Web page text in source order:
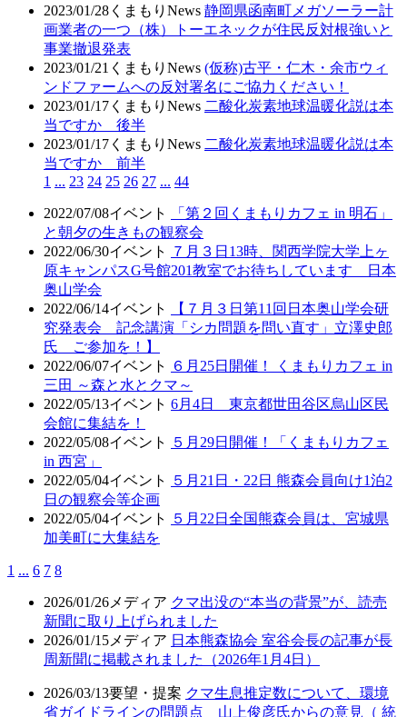
2023/01/28 くまもりNews 静岡県函南町メガソーラー計
画業者の一つ（株）トーエネックが住民反対根強いと
事業撤退発表
2023/01/21 くまもりNews (仮称)古平・仁木・余市ウィ
ンドファームへの反対署名にご協力ください！
2023/01/17 くまもりNews 二酸化炭素地球温暖化説は本
当ですか 後半
2023/01/17 くまもりNews 二酸化炭素地球温暖化説は本
当ですか 前半
1 ... 23 24 25 26 27 ... 44
2022/07/08イベント
「第２回くまもりカフェ in 明石」
と朝夕の生きもの観察会
2022/06/30イベント
７月３日13時、関西学院大学上ヶ
原キャンパスG号館201教室でお待ちしています 日本
奥山学会
2022/06/14イベント
【７月３日第11回日本奥山学会研
究発表会 記念講演「シカ問題を問い直す」立澤史郎
氏 ご参加を！】
2022/06/07イベント
６月25日開催！ くまもりカフェ in
三田 ～森と水とクマ～
2022/05/13イベント 6月4日 東京都世田谷区烏山区民
会館に集結を！
2022/05/08イベント
５月29日開催！「くまもりカフェ
in 西宮」
2022/05/04イベント
５月21日・22日 熊森会員向け1泊2
日の観察会等企画
2022/05/04イベント
５月22日全国熊森会員は、宮城県
加美町に大集結を
1 ... 6 7 8
2026/01/26 メディア クマ出没の“本当の背景”が、読売
新聞に取り上げられました
2026/01/15 メディア 日本熊森協会 室谷会長の記事が長
周新聞に掲載されました（2026年1月4日）
2026/03/13要望・提案 クマ生息推定数について、環境
省ガイドラインの問題点 山上俊彦氏からの意見（ 統